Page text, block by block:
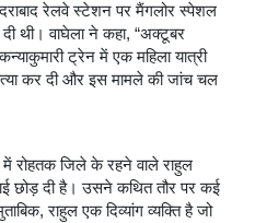
रेलवे स्टेशन पर मैंगलोर स्पेशल
थी। वाघेला ने कहा, “अक्टूबर
ट्रेन में एक महिला यात्री
कर दी और इस मामले की जांच चल
में रोहतक जिले के रहने वाले राहुल
छोड़ दी है। उसने कथित तौर पर कई
राहुल एक दिव्यांग व्यक्ति है जो